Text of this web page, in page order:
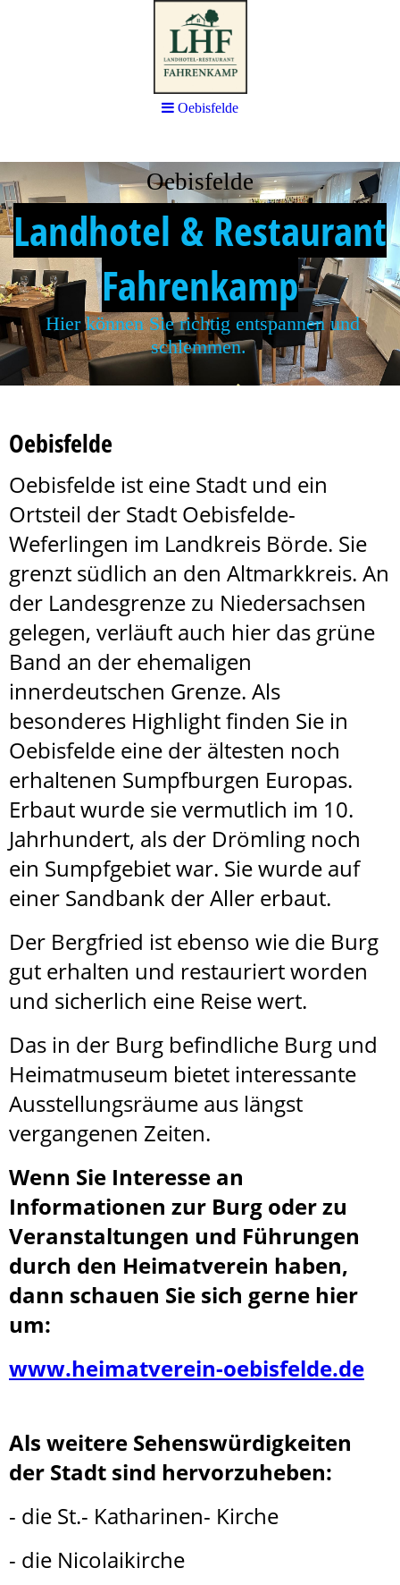
Oebisfelde
Landhotel & Restaurant
Fahrenkamp
Hier können Sie richtig entspannen und
schlemmen.
Oebisfelde
Oebisfelde ist eine Stadt und ein
Ortsteil der Stadt Oebisfelde-
Weferlingen im Landkreis Börde. Sie
grenzt südlich an den Altmarkkreis. An
der Landesgrenze zu Niedersachsen
gelegen, verläuft auch hier das grüne
Band an der ehemaligen
innerdeutschen Grenze. Als
besonderes Highlight finden Sie in
Oebisfelde eine der ältesten noch
erhaltenen Sumpfburgen Europas.
Erbaut wurde sie vermutlich im 10.
Jahrhundert, als der Drömling noch
ein Sumpfgebiet war. Sie wurde auf
einer Sandbank der Aller erbaut.
Der Bergfried ist ebenso wie die Burg
gut erhalten und restauriert worden
und sicherlich eine Reise wert.
Das in der Burg befindliche Burg und
Heimatmuseum bietet interessante
Ausstellungsräume aus längst
vergangenen Zeiten.
Wenn Sie Interesse an
Informationen zur Burg oder zu
Veranstaltungen und Führungen
durch den Heimatverein haben,
dann schauen Sie sich gerne hier
um:
www.heimatverein-oebisfelde.de
Als weitere Sehenswürdigkeiten
der Stadt sind hervorzuheben:
- die St.- Katharinen- Kirche
- die Nicolaikirche
Oebisfelde